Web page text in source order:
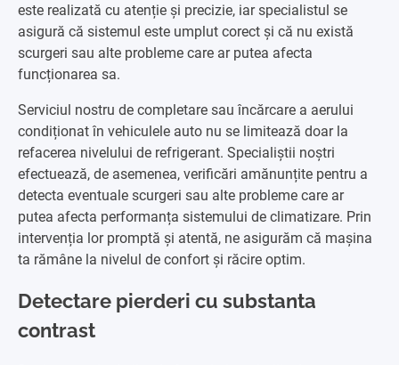
este realizată cu atenție și precizie, iar specialistul se
asigură că sistemul este umplut corect și că nu există
scurgeri sau alte probleme care ar putea afecta
funcționarea sa.
Serviciul nostru de completare sau încărcare a aerului
condiționat în vehiculele auto nu se limitează doar la
refacerea nivelului de refrigerant. Specialiștii noștri
efectuează, de asemenea, verificări amănunțite pentru a
detecta eventuale scurgeri sau alte probleme care ar
putea afecta performanța sistemului de climatizare. Prin
intervenția lor promptă și atentă, ne asigurăm că mașina
ta rămâne la nivelul de confort și răcire optim.
Detectare pierderi cu substanta
contrast